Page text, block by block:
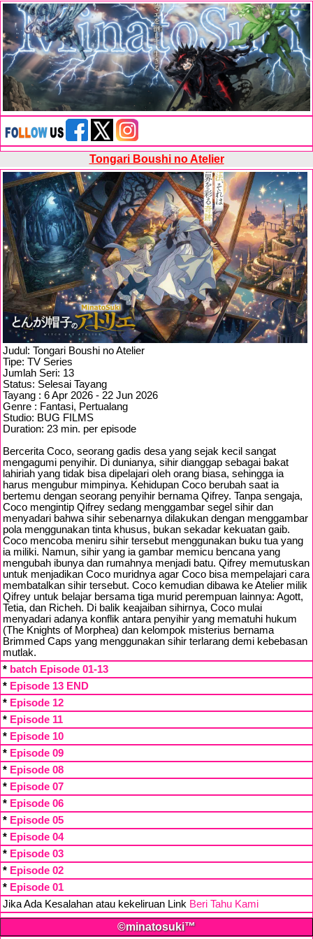
Tongari Boushi no Atelier
Judul: Tongari Boushi no Atelier
Tipe: TV Series
Jumlah Seri: 13
Status: Selesai Tayang
Tayang : 6 Apr 2026 - 22 Jun 2026
Genre : Fantasi, Pertualang
Studio: BUG FILMS
Duration: 23 min. per episode
Bercerita Coco, seorang gadis desa yang sejak kecil sangat
mengagumi penyihir. Di dunianya, sihir dianggap sebagai bakat
lahiriah yang tidak bisa dipelajari oleh orang biasa, sehingga ia
harus mengubur mimpinya. Kehidupan Coco berubah saat ia
bertemu dengan seorang penyihir bernama Qifrey. Tanpa sengaja,
Coco mengintip Qifrey sedang menggambar segel sihir dan
menyadari bahwa sihir sebenarnya dilakukan dengan menggambar
pola menggunakan tinta khusus, bukan sekadar kekuatan gaib.
Coco mencoba meniru sihir tersebut menggunakan buku tua yang
ia miliki. Namun, sihir yang ia gambar memicu bencana yang
mengubah ibunya dan rumahnya menjadi batu. Qifrey memutuskan
untuk menjadikan Coco muridnya agar Coco bisa mempelajari cara
membatalkan sihir tersebut. Coco kemudian dibawa ke Atelier milik
Qifrey untuk belajar bersama tiga murid perempuan lainnya: Agott,
Tetia, dan Richeh. Di balik keajaiban sihirnya, Coco mulai
menyadari adanya konflik antara penyihir yang mematuhi hukum
(The Knights of Morphea) dan kelompok misterius bernama
Brimmed Caps yang menggunakan sihir terlarang demi kebebasan
mutlak.
* batch Episode 01-13
* Episode 13 END
* Episode 12
* Episode 11
* Episode 10
* Episode 09
* Episode 08
* Episode 07
* Episode 06
* Episode 05
* Episode 04
* Episode 03
* Episode 02
* Episode 01
Jika Ada Kesalahan atau kekeliruan Link Beri Tahu Kami
©minatosuki™